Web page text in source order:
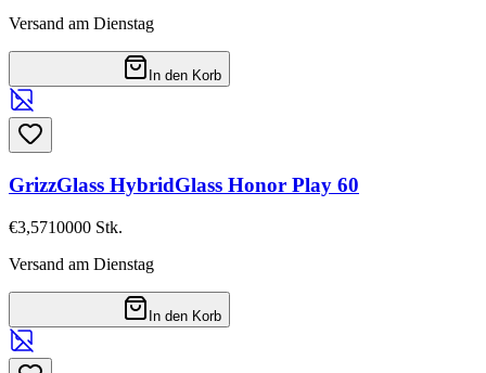
Versand am Dienstag
In den Korb
GrizzGlass HybridGlass Honor Play 60
€3,5710000 Stk.
Versand am Dienstag
In den Korb